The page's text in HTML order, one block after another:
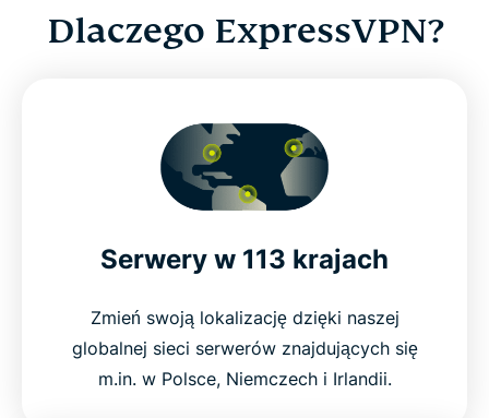
Dlaczego ExpressVPN?
Serwery w 113 krajach
Zmień swoją lokalizację dzięki naszej
globalnej sieci serwerów znajdujących się
m.in. w Polsce, Niemczech i Irlandii.